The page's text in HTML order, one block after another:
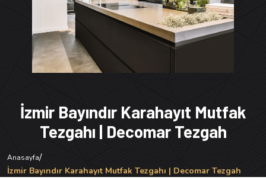
İzmir Bayındır Karahayıt Mutfak
Tezgahı | Decomar Tezgah
Anasayfa/
İzmir Bayındır Karahayıt Mutfak Tezgahı | Decomar Tezgah